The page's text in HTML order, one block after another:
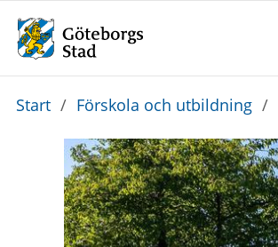
Du
Start / Förskola och utbildning /